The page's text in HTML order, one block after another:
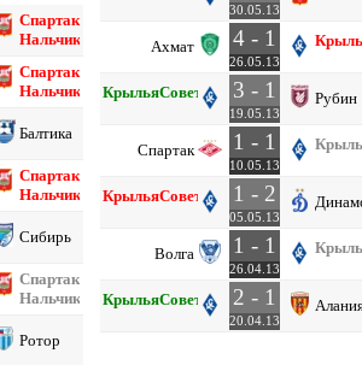
Спартак
Нальчик
Спартак
Нальчик
Балтика
Спартак
Нальчик
Сибирь
Спартак
Нальчик
Ротор
30.05.13
Ахмат 4 - 1
26.05.13
КрыльяСоветов 3 - 1
19.05.13
Рубин
Спартак 1 - 1
10.05.13
КрыльяСоветов 1 - 2
05.05.13
Волга 1 - 1
26.04.13
КрыльяСоветов 2 - 1
20.04.13